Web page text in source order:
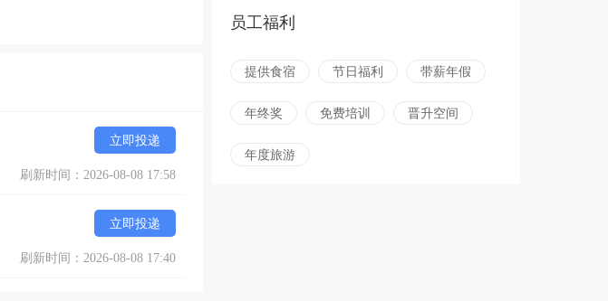
立即投递
刷新时间：2026-08-08 17:58
立即投递
刷新时间：2026-08-08 17:40
员工福利
提供食宿 节日福利 带薪年假
年终奖 免费培训 晋升空间
年度旅游